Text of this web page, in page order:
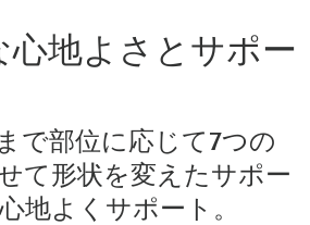
心地よさとサポー
で部位に応じて7つの
て形状を変えたサポー
地よくサポート。